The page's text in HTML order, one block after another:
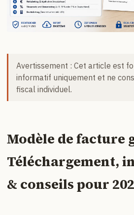
Avertissement : Cet article est
informatif uniquement et ne
fiscal individuel.
Modèle de facture
Téléchargement,
& conseils pour